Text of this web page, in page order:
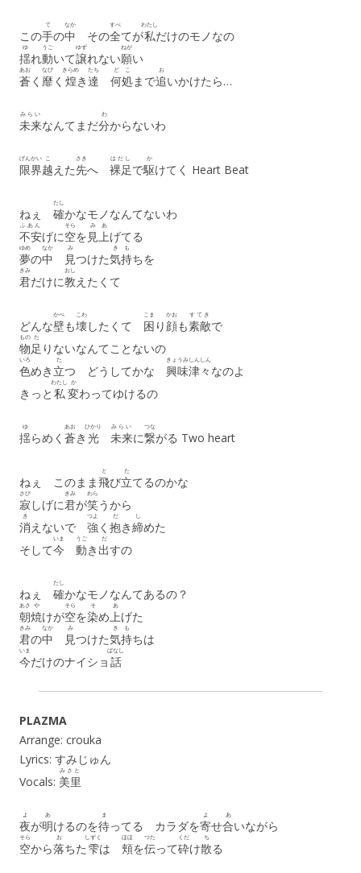
この手
て
の中
なか
その全
すべ
てが私
わたし
だけのモノなの
揺
ゆ
れ動
うご
いて譲
ゆず
れない願
ねが
い
蒼
あお
く 靡
なび
く 煌
きらめ
き達
たち
何処
どこ
まで追
お
いかけたら…
未来
みらい
なんてまだ分
わ
からないわ
限界
げんかい
越
こ
えた先
さき
へ 裸足
はだし
で駆
か
けてく Heart Beat
ねぇ 確
たし
かなモノなんてないわ
不安
ふあん
げに空
そら
を 見
み
上
あ
げてる
夢
ゆめ
の中
なか
見
み
つけた気
き
持
も
ちを
君
きみ
だけに教
おし
えたくて
どんな壁
かべ
も壊
こわ
したくて 困
こま
り 顔
かお
も素敵
すてき
で
物
もの
足
た
りないなんてことないの
色
いろ
めき 立
た
つ どうしてかな 興味
きょうみ
津々
しんしん
なのよ
きっと 私
わたし
変
か
わってゆけるの
揺
ゆ
らめく 蒼
あお
き 光
ひかり
未来
みらい
に繋
つな
がる Two heart
ねぇ このまま飛
と
び立
た
てるのかな
寂
さび
しげに君
きみ
が笑
わら
うから
消
き
えないで 強
つよ
く 抱
だ
き締
し
めた
そして今
いま
動
うご
き 出
だ
すの
ねぇ 確
たし
かなモノなんてあるの？
朝
あさ
焼
や
けが空
そら
を染
そ
め上
あ
げた
君
きみ
の中
なか
見
み
つけた気
き
持
も
ちは
今
いま
だけのナイショ 話
ばなし
PLAZMA
Arrange: crouka
Lyrics: すみじゅん
Vocals: 美里
みさと
夜
よ
が明
あ
けるのを待
ま
ってる カラダを寄
よ
せ合
あ
いながら
空
そら
から落
お
ちた 雫
しずく
は 頬
ほほ
を伝
つた
って砕
くだ
け散
ち
る